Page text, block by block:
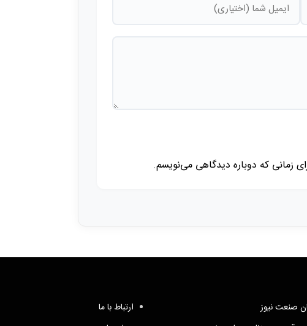
زمانی که دوباره دیدگاهی می‌نویسم.
صنعت نیوز
ارتباط با ما